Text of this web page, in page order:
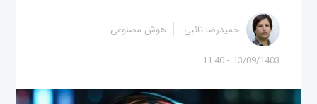
13/09/1403 - 11:40
حمیدرضا تائبی هوش مصنوعی